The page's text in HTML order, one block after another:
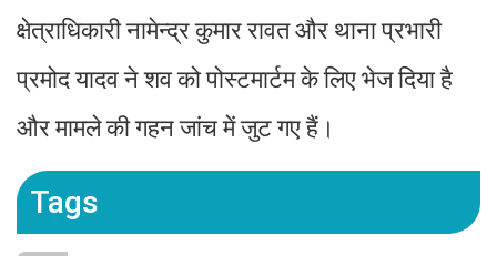
क्षेत्राधिकारी नामेन्द्र कुमार रावत और थाना प्रभारी
प्रमोद यादव ने शव को पोस्टमार्टम के लिए भेज दिया है
और मामले की गहन जांच में जुट गए हैं।
Tags